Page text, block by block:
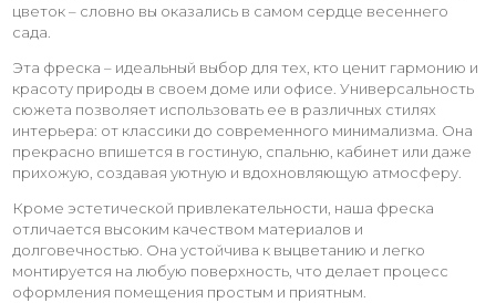
цветок – словно вы оказались в самом сердце весеннего
сада.
Эта фреска – идеальный выбор для тех, кто ценит гармонию и
красоту природы в своем доме или офисе. Универсальность
сюжета позволяет использовать ее в различных стилях
интерьера: от классики до современного минимализма. Она
прекрасно впишется в гостиную, спальню, кабинет или даже
прихожую, создавая уютную и вдохновляющую атмосферу.
Кроме эстетической привлекательности, наша фреска
отличается высоким качеством материалов и
долговечностью. Она устойчива к выцветанию и легко
монтируется на любую поверхность, что делает процесс
оформления помещения простым и приятным.